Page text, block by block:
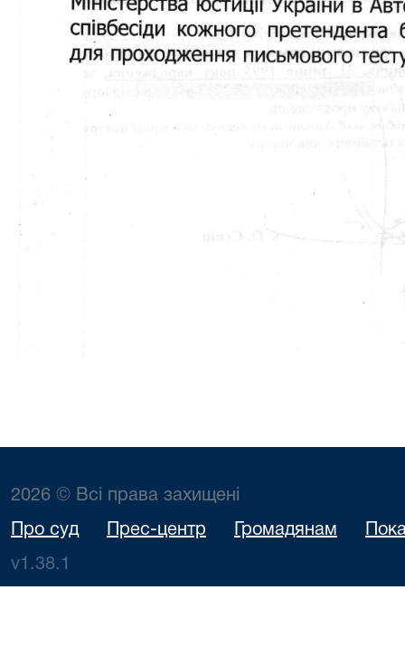
2026 © Всі права захищені
Про суд Прес-центр Громадянам
v1.38.1